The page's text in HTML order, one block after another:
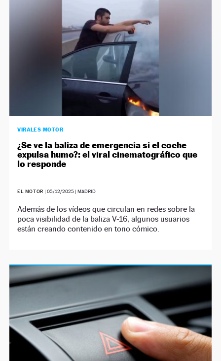
VIRALES MOTOR
¿Se ve la baliza de emergencia si el coche
expulsa humo?: el viral cinematográfico que
lo responde
EL MOTOR | 05/12/2025| MADRID
Además de los vídeos que circulan en redes sobre la
poca visibilidad de la baliza V-16, algunos usuarios
están creando contenido en tono cómico.